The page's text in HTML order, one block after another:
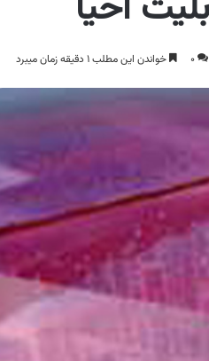
0 خواندن این مطلب 1 دقیقه زمان میبرد